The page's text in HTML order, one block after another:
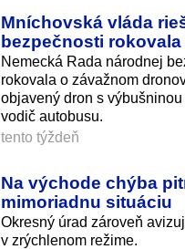
Mníchovská vláda
bezpečnosti
Nemecká Rada národnej
rokovala o závažnom
objavený dron s
vodič autobusu.
tento týždeň
Na východe chýba
mimoriadnu situáciu
Okresný úrad zároveň
v zrýchlenom režime.